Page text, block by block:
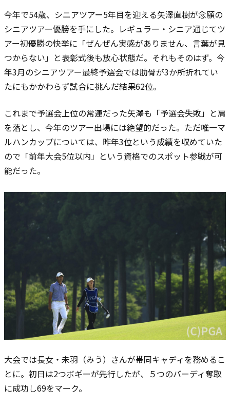
今年で54歳、シニアツアー5年目を迎える矢澤直樹が念願の
シニアツアー優勝を手にした。レギュラー・シニア通じてツ
アー初優勝の快挙に「ぜんぜん実感がありません、言葉が見
つからない」と表彰式後も放心状態だ。それもそのはず。今
年3月のシニアツアー最終予選会では肋骨が3か所折れてい
たにもかかわらず試合に挑んだ結果62位。
これまで予選会上位の常連だった矢澤も「予選会失敗」と肩
を落とし、今年のツアー出場には絶望的だった。ただ唯一マ
ルハンカップについては、昨年3位という成績を収めていた
ので「前年大会5位以内」という資格でのスポット参戦が可
能だった。
大会では長女・未羽（みう）さんが帯同キャディを務めるこ
とに。初日は2つボギーが先行したが、５つのバーディ奪取
に成功し69をマーク。